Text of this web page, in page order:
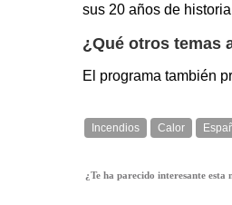
sus 20 años de
¿Qué otros temas
El programa también
Incendios Calor
¿Te ha parecido interesante